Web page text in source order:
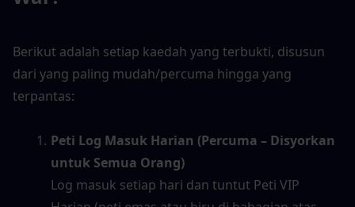
Berikut adalah setiap kaedah yang terbukti, disusun
dari yang paling mudah/percuma hingga yang
terpantas:
Peti Log Masuk Harian (Percuma – Disyorkan
untuk Semua Orang)
Log masuk setiap hari dan tuntut Peti VIP